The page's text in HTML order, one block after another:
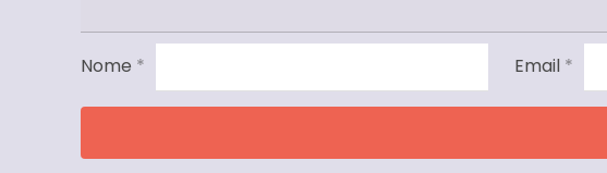
Nome * Email *